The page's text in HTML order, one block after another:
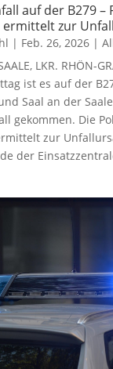
auf der B279 –
ermittelt zur
| Feb. 26, 2026|
LKR. RHÖN-
ist es auf der
Saal an der
gekommen. Die
zur
der